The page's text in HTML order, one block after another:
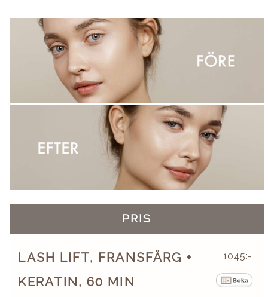
PRIS
LASH LIFT, FRANSFÄRG +
KERATIN, 60 MIN
1045:-